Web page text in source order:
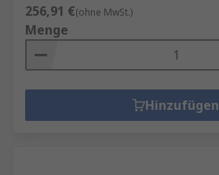
256,91 €(ohne MwSt.)
Menge
Hinzufügen